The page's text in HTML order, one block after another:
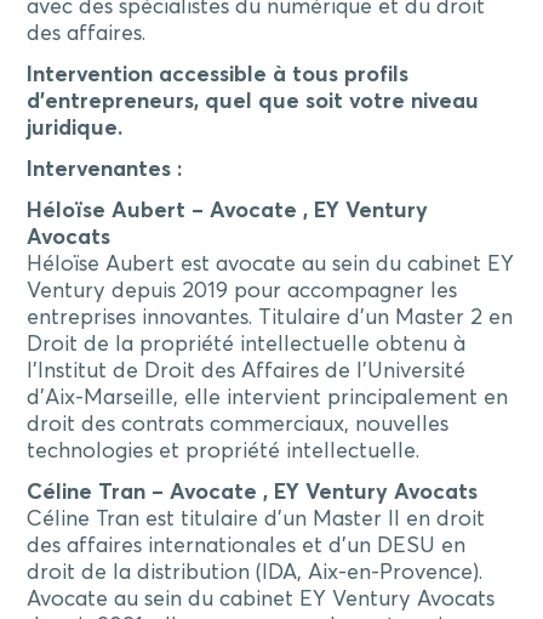
avec des spécialistes du numérique et du droit
des affaires.
Intervention accessible à tous profils
d’entrepreneurs, quel que soit votre niveau
juridique.
Intervenantes :
Héloïse Aubert – Avocate , EY Ventury
Avocats
Héloïse Aubert est avocate au sein du cabinet EY
Ventury depuis 2019 pour accompagner les
entreprises innovantes. Titulaire d’un Master 2 en
Droit de la propriété intellectuelle obtenu à
l’Institut de Droit des Affaires de l’Université
d’Aix-Marseille, elle intervient principalement en
droit des contrats commerciaux, nouvelles
technologies et propriété intellectuelle.
Céline Tran – Avocate , EY Ventury Avocats
Céline Tran est titulaire d’un Master II en droit
des affaires internationales et d’un DESU en
droit de la distribution (IDA, Aix-en-Provence).
Avocate au sein du cabinet EY Ventury Avocats